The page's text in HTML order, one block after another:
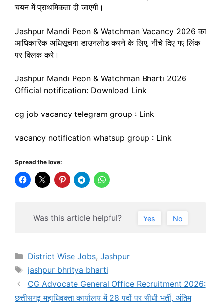
चयन में प्राथमिकता दी जाएगी।
Jashpur Mandi Peon & Watchman Vacancy 2026 का
आधिकारिक अधिसूचना डाउनलोड करने के लिए, नीचे दिए गए लिंक
पर क्लिक करे।
Jashpur Mandi Peon & Watchman Bharti 2026
Official notification: Download Link
cg job vacancy telegram group : Link
vacancy notification whatsup group : Link
Spread the love:
Was this article helpful? Yes No
Categories
District Wise Jobs, Jashpur
Tags
jashpur bhritya bharti
CG Advocate General Office Recruitment 2026:
छत्तीसगढ़ महाधिवक्ता कार्यालय में 28 पदों पर सीधी भर्ती, अंतिम